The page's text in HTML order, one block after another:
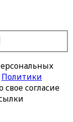
Политики
согласие